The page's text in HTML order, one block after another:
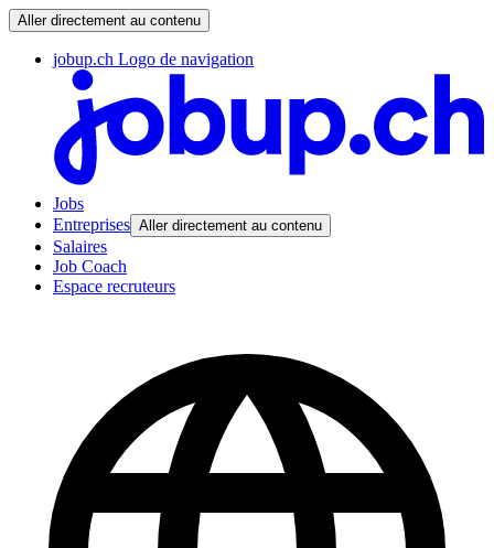
Aller directement au contenu
jobup.ch Logo de navigation
Jobs
Entreprises Aller directement au contenu
Salaires
Job Coach
Espace recruteurs